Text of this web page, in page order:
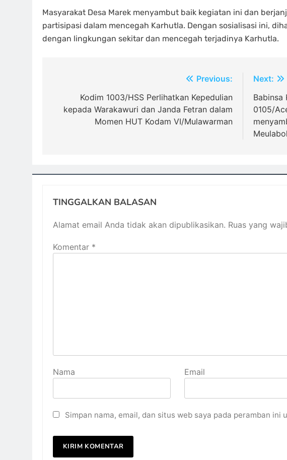
Masyarakat Desa Marek menyambut baik kegiatan ini dan
partisipasi dalam mencegah Karhutla. Dengan sosialisasi ini,
dengan lingkungan sekitar dan mencegah terjadinya Karhutla.
Previous:
Kodim 1003/HSS Perlihatkan Kepedulian
kepada Warakawuri dan Janda Fetran dalam
Momen HUT Kodam VI/Mulawarman
Next:
Babinsa
0105/
TINGGALKAN BALASAN
Alamat email Anda tidak akan dipublikasikan. Ruas yang
Komentar *
Nama Email
Simpan nama, email, dan situs web saya pada peramban ini